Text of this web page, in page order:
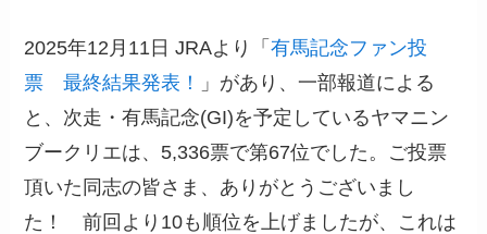
2025年12月11日 JRAより「有馬記念ファン投
票 最終結果発表！
」があり、一部報道による
と、次走・有馬記念(GI)を予定しているヤマニン
ブークリエは、5,336票で第67位でした。ご投票
頂いた同志の皆さま、ありがとうございまし
た！ 前回より10も順位を上げましたが、これは